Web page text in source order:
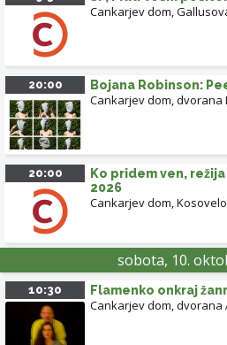
Cankarjev dom,
20:00 Bojana Robinson:
Cankarjev dom, dvorana
20:00
Ko pridem ven,
2026
Cankarjev dom,
sobota, 10.
10:30 Flamenko onkraj
Cankarjev dom, dvorana